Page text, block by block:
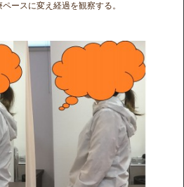
ースに変え経過を観察する。